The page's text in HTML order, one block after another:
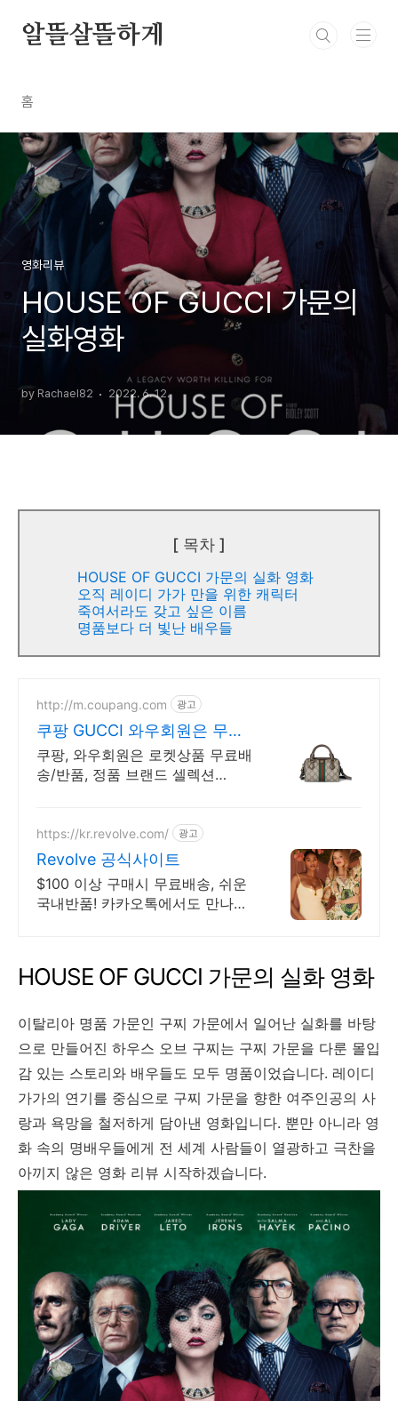
알뜰살뜰하게
홈
영화리뷰
HOUSE OF GUCCI 가문의
실화영화
by Rachael82 2022. 6. 12.
[ 목차 ]
HOUSE OF GUCCI 가문의 실화 영화
오직 레이디 가가 만을 위한 캐릭터
죽여서라도 갖고 싶은 이름
명품보다 더 빛난 배우들
http://m.coupang.com 광고
쿠팡 GUCCI 와우회원은 무제
한 무료배송
쿠팡, 와우회원은 로켓상품 무료배
송/반품, 정품 브랜드 셀렉션
일에 맞는 가방을 만나보세요.
https://kr.revolve.com/ 광고
Revolve 공식사이트
$100 이상 구매시 무료배송, 쉬운
국내반품! 카카오톡에서도 만나보
HOUSE OF GUCCI 가문의 실화 영화
이탈리아 명품 가문인 구찌 가문에서 일어난 실화를 바탕
으로 만들어진 하우스 오브 구찌는 구찌 가문을 다룬 몰입
감 있는 스토리와 배우들도 모두 명품이었습니다. 레이디
가가의 연기를 중심으로 구찌 가문을 향한 여주인공의 사
랑과 욕망을 철저하게 담아낸 영화입니다. 뿐만 아니라 영
화 속의 명배우들에게 전 세계 사람들이 열광하고 극찬을
아끼지 않은 영화 리뷰 시작하겠습니다.